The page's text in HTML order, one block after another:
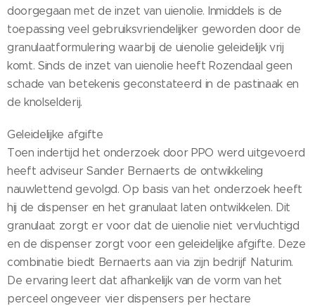
doorgegaan met de inzet van uienolie. Inmiddels is de
toepassing veel gebruiksvriendelijker geworden door de
granulaatformulering waarbij de uienolie geleidelijk vrij
komt. Sinds de inzet van uienolie heeft Rozendaal geen
schade van betekenis geconstateerd in de pastinaak en
de knolselderij.
Geleidelijke afgifte
Toen indertijd het onderzoek door PPO werd uitgevoerd
heeft adviseur Sander Bernaerts de ontwikkeling
nauwlettend gevolgd. Op basis van het onderzoek heeft
hij de dispenser en het granulaat laten ontwikkelen. Dit
granulaat zorgt er voor dat de uienolie niet vervluchtigd
en de dispenser zorgt voor een geleidelijke afgifte. Deze
combinatie biedt Bernaerts aan via zijn bedrijf Naturim.
De ervaring leert dat afhankelijk van de vorm van het
perceel ongeveer vier dispensers per hectare